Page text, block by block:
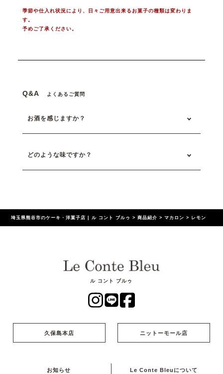
季節や仕入れ状況により、日々ご用意出来るお菓子の種類は変わりま
す。
予めご了承ください。
Q&A よくあるご質問
お酒を感じますか？
どのような味ですか？
埼玉県熊谷市のケーキ・洋菓子店 | ル コント ブルゥ >商品紹介 >マカロン > レモン
ル コント ブルゥ
久保島本店 ニットーモール店
お知らせ Le Conte Bleuについて